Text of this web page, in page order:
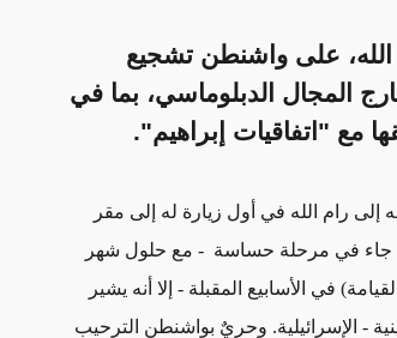
الله، على واشنطن تشجيع
المجال الدبلوماسي، بما في
مع "اتفاقيات إبراهيم".
أول زيارة له إلى مقر
- مع حلول شهر
في الأسابيع المقبلة - إلا أنه يشير
- الإسرائيلية. وحريٌ بواشنطن الترحيب